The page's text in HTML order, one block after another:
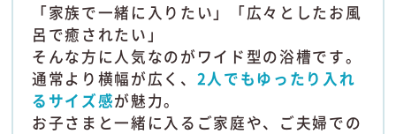
「家族で一緒に入りたい」「広々としたお風
呂で癒されたい」
そんな方に人気なのがワイド型の浴槽です。
通常より横幅が広く、 2人でもゆったり入れ
るサイズ感が魅力。
お子さまと一緒に入るご家庭や、ご夫婦での